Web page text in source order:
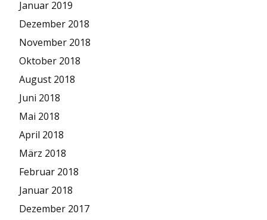
Januar 2019
Dezember 2018
November 2018
Oktober 2018
August 2018
Juni 2018
Mai 2018
April 2018
März 2018
Februar 2018
Januar 2018
Dezember 2017